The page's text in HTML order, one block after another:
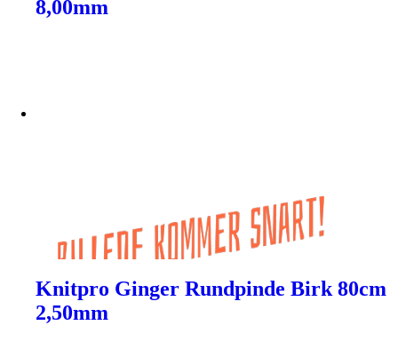
8,00mm
Knitpro Ginger Rundpinde Birk 80cm
2,50mm